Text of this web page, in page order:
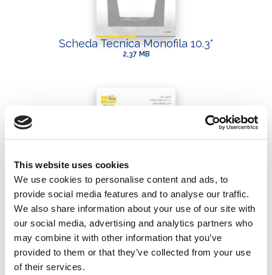
This website uses cookies
We use cookies to personalise content and ads, to
provide social media features and to analyse our traffic.
We also share information about your use of our site with
our social media, advertising and analytics partners who
may combine it with other information that you’ve
provided to them or that they’ve collected from your use
of their services.
Scheda Tecnica Monofila 10.3°
2,37 MB
Scheda Tecnica Monofila 15°